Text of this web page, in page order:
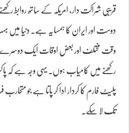
قریبی شراکت دار، امریکہ کے ساتھ روابط
دوست اور ایران کا ہمسایہ ہے۔ دنیا میں
وقت مختلف اور بعض اوقات ایک دوسرے
رکھنے میں کامیاب ہوں۔ یہی وجہ ہے کہ
پلیٹ فارم کا کردار ادا کر پاتا ہے جو
تک لا سکے۔